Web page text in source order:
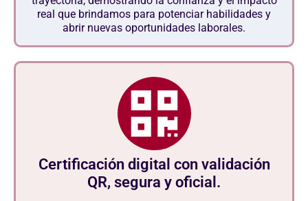
real que brindamos para potenciar habilidades y
abrir nuevas oportunidades laborales.
Certificación digital con validación
QR, segura y oficial.